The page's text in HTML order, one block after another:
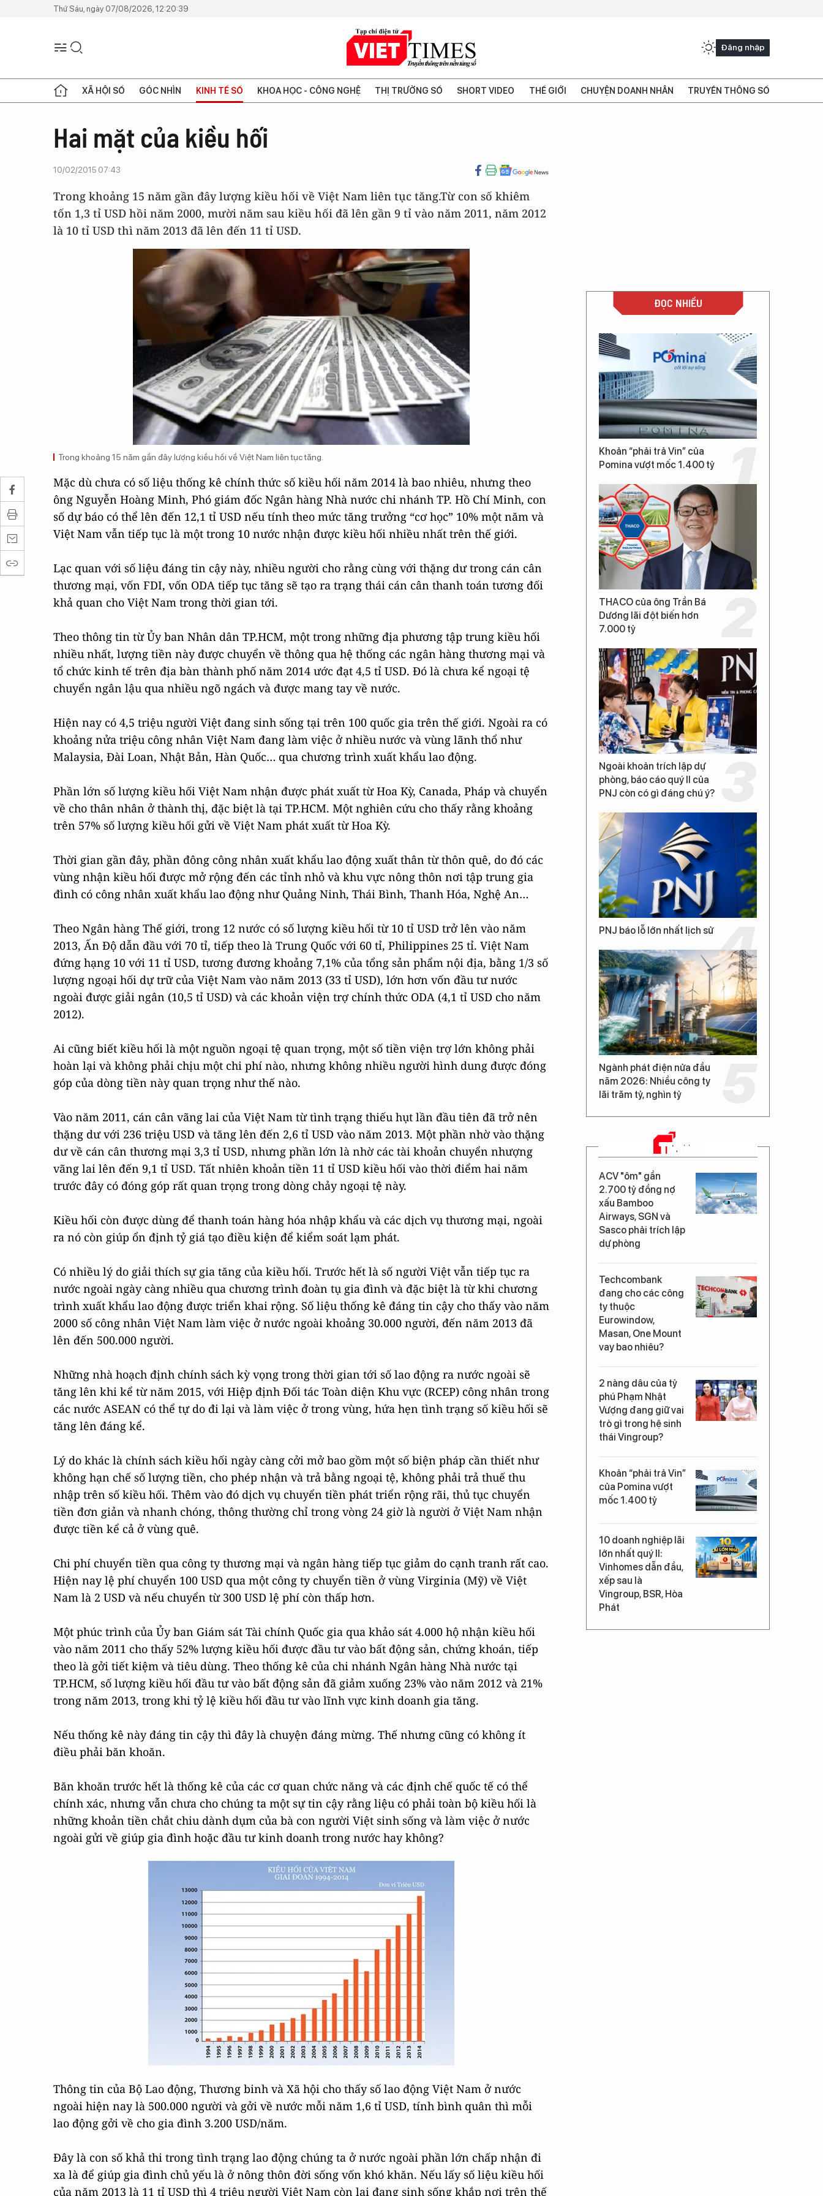
Thứ Sáu, ngày 07/08/2026, 12:20:39
Đăng nhập
XÃ HỘI SỐ GÓC NHÌN KINH TẾ SỐ KHOA HỌC - CÔNG NGHỆ THỊ TRƯỜNG SỐ SHORT VIDEO THẾ GIỚI CHUYỆN DOANH NHÂN TRUYỀN THÔNG SỐ
Hai mặt của kiều hối
10/02/2015 07:43
Trong khoảng 15 năm gần đây lượng kiều hối về Việt Nam liên tục tăng.Từ con số khiêm
tốn 1,3 tỉ USD hồi năm 2000, mười năm sau kiều hối đã lên gần 9 tỉ vào năm 2011, năm 2012
là 10 tỉ USD thì năm 2013 đã lên đến 11 tỉ USD.
Trong khoảng 15 năm gần đây lượng kiều hối về Việt Nam liên tục tăng.
Mặc dù chưa có số liệu thống kê chính thức số kiều hối năm 2014 là bao nhiêu, nhưng theo
ông Nguyễn Hoàng Minh, Phó giám đốc Ngân hàng Nhà nước chi nhánh TP. Hồ Chí Minh, con
số dự báo có thể lên đến 12,1 tỉ USD nếu tính theo mức tăng trưởng “cơ học” 10% một năm và
Việt Nam vẫn tiếp tục là một trong 10 nước nhận được kiều hối nhiều nhất trên thế giới.
Lạc quan với số liệu đáng tin cậy này, nhiều người cho rằng cùng với thặng dư trong cán cân
thương mại, vốn FDI, vốn ODA tiếp tục tăng sẽ tạo ra trạng thái cán cân thanh toán tương đối
khả quan cho Việt Nam trong thời gian tới.
Theo thông tin từ Ủy ban Nhân dân TP.HCM, một trong những địa phương tập trung kiều hối
nhiều nhất, lượng tiền này được chuyển về thông qua hệ thống các ngân hàng thương mại và
tổ chức kinh tế trên địa bàn thành phố năm 2014 ước đạt 4,5 tỉ USD. Đó là chưa kể ngoại tệ
chuyển ngân lậu qua nhiều ngõ ngách và được mang tay về nước.
Hiện nay có 4,5 triệu người Việt đang sinh sống tại trên 100 quốc gia trên thế giới. Ngoài ra có
khoảng nửa triệu công nhân Việt Nam đang làm việc ở nhiều nước và vùng lãnh thổ như
Malaysia, Đài Loan, Nhật Bản, Hàn Quốc… qua chương trình xuất khẩu lao động.
Phần lớn số lượng kiều hối Việt Nam nhận được phát xuất từ Hoa Kỳ, Canada, Pháp và chuyển
về cho thân nhân ở thành thị, đặc biệt là tại TP.HCM. Một nghiên cứu cho thấy rằng khoảng
trên 57% số lượng kiều hối gửi về Việt Nam phát xuất từ Hoa Kỳ.
Thời gian gần đây, phần đông công nhân xuất khẩu lao động xuất thân từ thôn quê, do đó các
vùng nhận kiều hối được mở rộng đến các tỉnh nhỏ và khu vực nông thôn nơi tập trung gia
đình có công nhân xuất khẩu lao động như Quảng Ninh, Thái Bình, Thanh Hóa, Nghệ An…
Theo Ngân hàng Thế giới, trong 12 nước có số lượng kiều hối từ 10 tỉ USD trở lên vào năm
2013, Ấn Độ dẫn đầu với 70 tỉ, tiếp theo là Trung Quốc với 60 tỉ, Philippines 25 tỉ. Việt Nam
đứng hạng 10 với 11 tỉ USD, tương đương khoảng 7,1% của tổng sản phẩm nội địa, bằng 1/3 số
lượng ngoại hối dự trữ của Việt Nam vào năm 2013 (33 tỉ USD), lớn hơn vốn đầu tư nước
ngoài được giải ngân (10,5 tỉ USD) và các khoản viện trợ chính thức ODA (4,1 tỉ USD cho năm
2012).
Ai cũng biết kiều hối là một nguồn ngoại tệ quan trọng, một số tiền viện trợ lớn không phải
hoàn lại và không phải chịu một chi phí nào, nhưng không nhiều người hình dung được đóng
góp của dòng tiền này quan trọng như thế nào.
Vào năm 2011, cán cân vãng lai của Việt Nam từ tình trạng thiếu hụt lần đầu tiên đã trở nên
thặng dư với 236 triệu USD và tăng lên đến 2,6 tỉ USD vào năm 2013. Một phần nhờ vào thặng
dư về cán cân thương mại 3,3 tỉ USD, nhưng phần lớn là nhờ các tài khoản chuyển nhượng
vãng lai lên đến 9,1 tỉ USD. Tất nhiên khoản tiền 11 tỉ USD kiều hối vào thời điểm hai năm
trước đây có đóng góp rất quan trọng trong dòng chảy ngoại tệ này.
Kiều hối còn được dùng để thanh toán hàng hóa nhập khẩu và các dịch vụ thương mại, ngoài
ra nó còn giúp ổn định tỷ giá tạo điều kiện để kiểm soát lạm phát.
Có nhiều lý do giải thích sự gia tăng của kiều hối. Trước hết là số người Việt vẫn tiếp tục ra
nước ngoài ngày càng nhiều qua chương trình đoàn tụ gia đình và đặc biệt là từ khi chương
trình xuất khẩu lao động được triển khai rộng. Số liệu thống kê đáng tin cậy cho thấy vào năm
2000 số công nhân Việt Nam làm việc ở nước ngoài khoảng 30.000 người, đến năm 2013 đã
lên đến 500.000 người.
Những nhà hoạch định chính sách kỳ vọng trong thời gian tới số lao động ra nước ngoài sẽ
tăng lên khi kể từ năm 2015, với Hiệp định Đối tác Toàn diện Khu vực (RCEP) công nhân trong
các nước ASEAN có thể tự do đi lại và làm việc ở trong vùng, hứa hẹn tình trạng số kiều hối sẽ
tăng lên đáng kể.
Lý do khác là chính sách kiều hối ngày càng cởi mở bao gồm một số biện pháp cần thiết như
không hạn chế số lượng tiền, cho phép nhận và trả bằng ngoại tệ, không phải trả thuế thu
nhập trên số kiều hối. Thêm vào đó dịch vụ chuyển tiền phát triển rộng rãi, thủ tục chuyển
tiền đơn giản và nhanh chóng, thông thường chỉ trong vòng 24 giờ là người ở Việt Nam nhận
được tiền kể cả ở vùng quê.
Chi phí chuyển tiền qua công ty thương mại và ngân hàng tiếp tục giảm do cạnh tranh rất cao.
Hiện nay lệ phí chuyển 100 USD qua một công ty chuyển tiền ở vùng Virginia (Mỹ) về Việt
Nam là 2 USD và nếu chuyển từ 300 USD lệ phí còn thấp hơn.
Một phúc trình của Ủy ban Giám sát Tài chính Quốc gia qua khảo sát 4.000 hộ nhận kiều hối
vào năm 2011 cho thấy 52% lượng kiều hối được đầu tư vào bất động sản, chứng khoán, tiếp
theo là gởi tiết kiệm và tiêu dùng. Theo thống kê của chi nhánh Ngân hàng Nhà nước tại
TP.HCM, số lượng kiều hối đầu tư vào bất động sản đã giảm xuống 23% vào năm 2012 và 21%
trong năm 2013, trong khi tỷ lệ kiều hối đầu tư vào lĩnh vực kinh doanh gia tăng.
Nếu thống kê này đáng tin cậy thì đây là chuyện đáng mừng. Thế nhưng cũng có không ít
điều phải băn khoăn.
Băn khoăn trước hết là thống kê của các cơ quan chức năng và các định chế quốc tế có thể
chính xác, nhưng vẫn chưa cho chúng ta một sự tin cậy rằng liệu có phải toàn bộ kiều hối là
những khoản tiền chắt chiu dành dụm của bà con người Việt sinh sống và làm việc ở nước
ngoài gửi về giúp gia đình hoặc đầu tư kinh doanh trong nước hay không?
Thông tin của Bộ Lao động, Thương binh và Xã hội cho thấy số lao động Việt Nam ở nước
ngoài hiện nay là 500.000 người và gởi về nước mỗi năm 1,6 tỉ USD, tính bình quân thì mỗi
lao động gởi về cho gia đình 3.200 USD/năm.
Đây là con số khả thi trong tình trạng lao động chúng ta ở nước ngoài phần lớn chấp nhận đi
xa là để giúp gia đình chủ yếu là ở nông thôn đời sống vốn khó khăn. Nếu lấy số liệu kiều hối
của năm 2013 là 11 tỉ USD thì 4 triệu người Việt Nam còn lại đang sinh sống khắp nơi trên thế
ĐỌC NHIỀU
Khoản “phải trả Vin” của
Pomina vượt mốc 1.400 tỷ
THACO của ông Trần Bá
Dương lãi đột biến hơn
7.000 tỷ
Ngoài khoản trích lập dự
phòng, báo cáo quý II của
PNJ còn có gì đáng chú ý?
PNJ báo lỗ lớn nhất lịch sử
Ngành phát điện nửa đầu
năm 2026: Nhiều công ty
lãi trăm tỷ, nghìn tỷ
TIN MỚI
ACV "ôm" gần
2.700 tỷ đồng nợ
xấu Bamboo
Airways, SGN và
Sasco phải trích lập
dự phòng
Techcombank
đang cho các công
ty thuộc
Eurowindow,
Masan, One Mount
vay bao nhiêu?
2 nàng dâu của tỷ
phú Phạm Nhật
Vượng đang giữ vai
trò gì trong hệ sinh
thái Vingroup?
Khoản “phải trả Vin”
của Pomina vượt
mốc 1.400 tỷ
10 doanh nghiệp lãi
lớn nhất quý II:
Vinhomes dẫn đầu,
xếp sau là
Vingroup, BSR, Hòa
Phát